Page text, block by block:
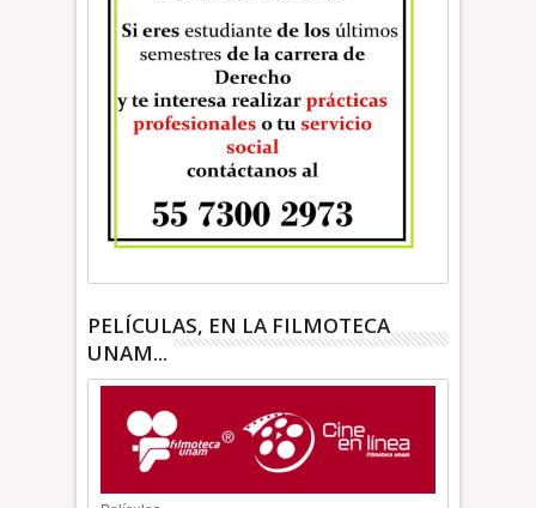
PELÍCULAS, EN LA FILMOTECA
UNAM...